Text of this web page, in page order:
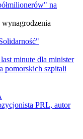
na
minute dla minister
pomorskich szpitali
PRL, autor